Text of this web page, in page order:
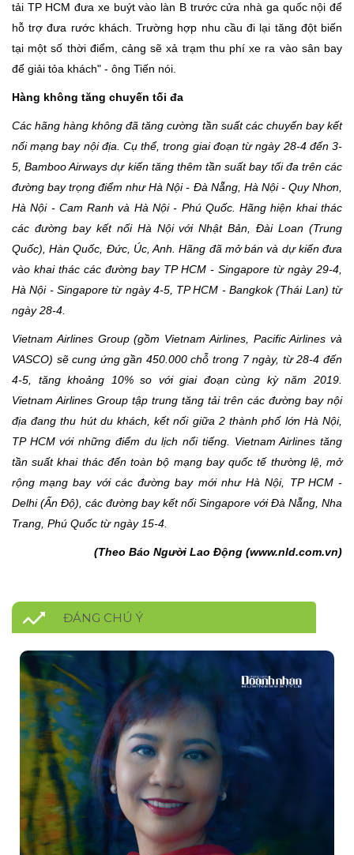
tải TP HCM đưa xe buýt vào làn B trước cửa nhà ga quốc nội để
hỗ trợ đưa rước khách. Trường hợp nhu cầu đi lại tăng đột biến
tại một số thời điểm, cảng sẽ xả trạm thu phí xe ra vào sân bay
để giải tỏa khách" - ông Tiến nói.
Hàng không tăng chuyến tối đa
Các hãng hàng không đã tăng cường tần suất các chuyến bay kết
nối mạng bay nội địa. Cụ thể, trong giai đoạn từ ngày 28-4 đến 3-
5, Bamboo Airways dự kiến tăng thêm tần suất bay tối đa trên các
đường bay trọng điểm như Hà Nội - Đà Nẵng, Hà Nội - Quy Nhơn,
Hà Nội - Cam Ranh và Hà Nội - Phú Quốc. Hãng hiện khai thác
các đường bay kết nối Hà Nội với Nhật Bản, Đài Loan (Trung
Quốc), Hàn Quốc, Đức, Úc, Anh. Hãng đã mở bán và dự kiến đưa
vào khai thác các đường bay TP HCM - Singapore từ ngày 29-4,
Hà Nội - Singapore từ ngày 4-5, TP HCM - Bangkok (Thái Lan) từ
ngày 28-4.
Vietnam Airlines Group (gồm Vietnam Airlines, Pacific Airlines và
VASCO) sẽ cung ứng gần 450.000 chỗ trong 7 ngày, từ 28-4 đến
4-5, tăng khoảng 10% so với giai đoạn cùng kỳ năm 2019.
Vietnam Airlines Group tập trung tăng tải trên các đường bay nội
địa đang thu hút du khách, kết nối giữa 2 thành phố lớn Hà Nội,
TP HCM với những điểm du lịch nổi tiếng. Vietnam Airlines tăng
tần suất khai thác đến toàn bộ mạng bay quốc tế thường lệ, mở
rộng mạng bay với các đường bay mới như Hà Nội, TP HCM -
Delhi (Ấn Độ), các đường bay kết nối Singapore với Đà Nẵng, Nha
Trang, Phú Quốc từ ngày 15-4.
(Theo Báo Người Lao Động (www.nld.com.vn)
ĐÁNG CHÚ Ý